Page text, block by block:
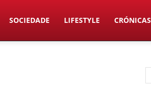
SOCIEDADE LIFESTYLE CRÓNICAS